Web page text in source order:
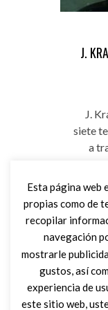
J.
J.
siete
a
y
Esta página web
propias como de
recopilar
navegación
mostrarle
gustos, así
experiencia de
este sitio web,